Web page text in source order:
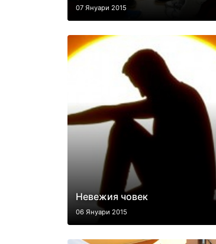
07 Януари 2015
Невежия човек
06 Януари 2015